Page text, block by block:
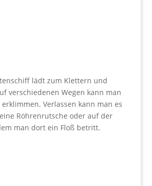
lädt zum Klettern und
verschiedenen Wegen kann man
Verlassen kann man es
Röhrenrutsche oder auf der
man dort ein Floß betritt.